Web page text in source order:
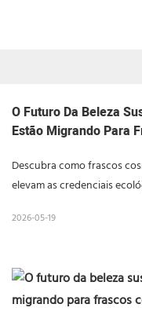
O Futuro Da Beleza
Estão Migrando Para
Descubra como frascos
elevam as credenciais
2026-05-19